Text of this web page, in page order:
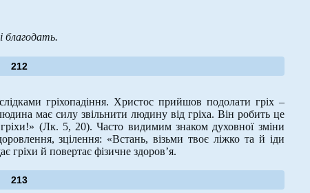
благодать.
212
гріхопадіння. Христос прийшов подолати гріх –
має силу звільнити людину від гріха. Він робить це
(Лк. 5, 20). Часто видимим знаком духовної зміни
зцілення: «Встань, візьми твоє ліжко та й іди
й повертає фізичне здоров’я.
213